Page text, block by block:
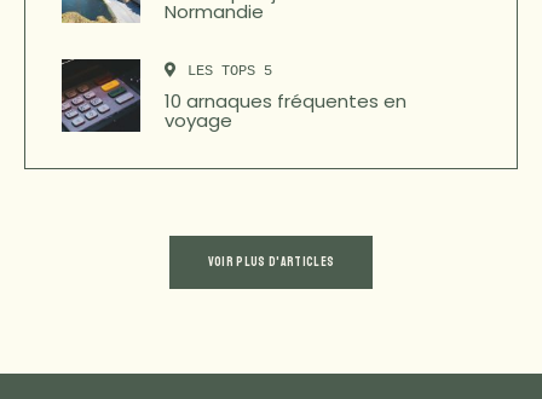
Normandie
LES TOPS 5
10 arnaques fréquentes en
voyage
VOIR PLUS D'ARTICLES